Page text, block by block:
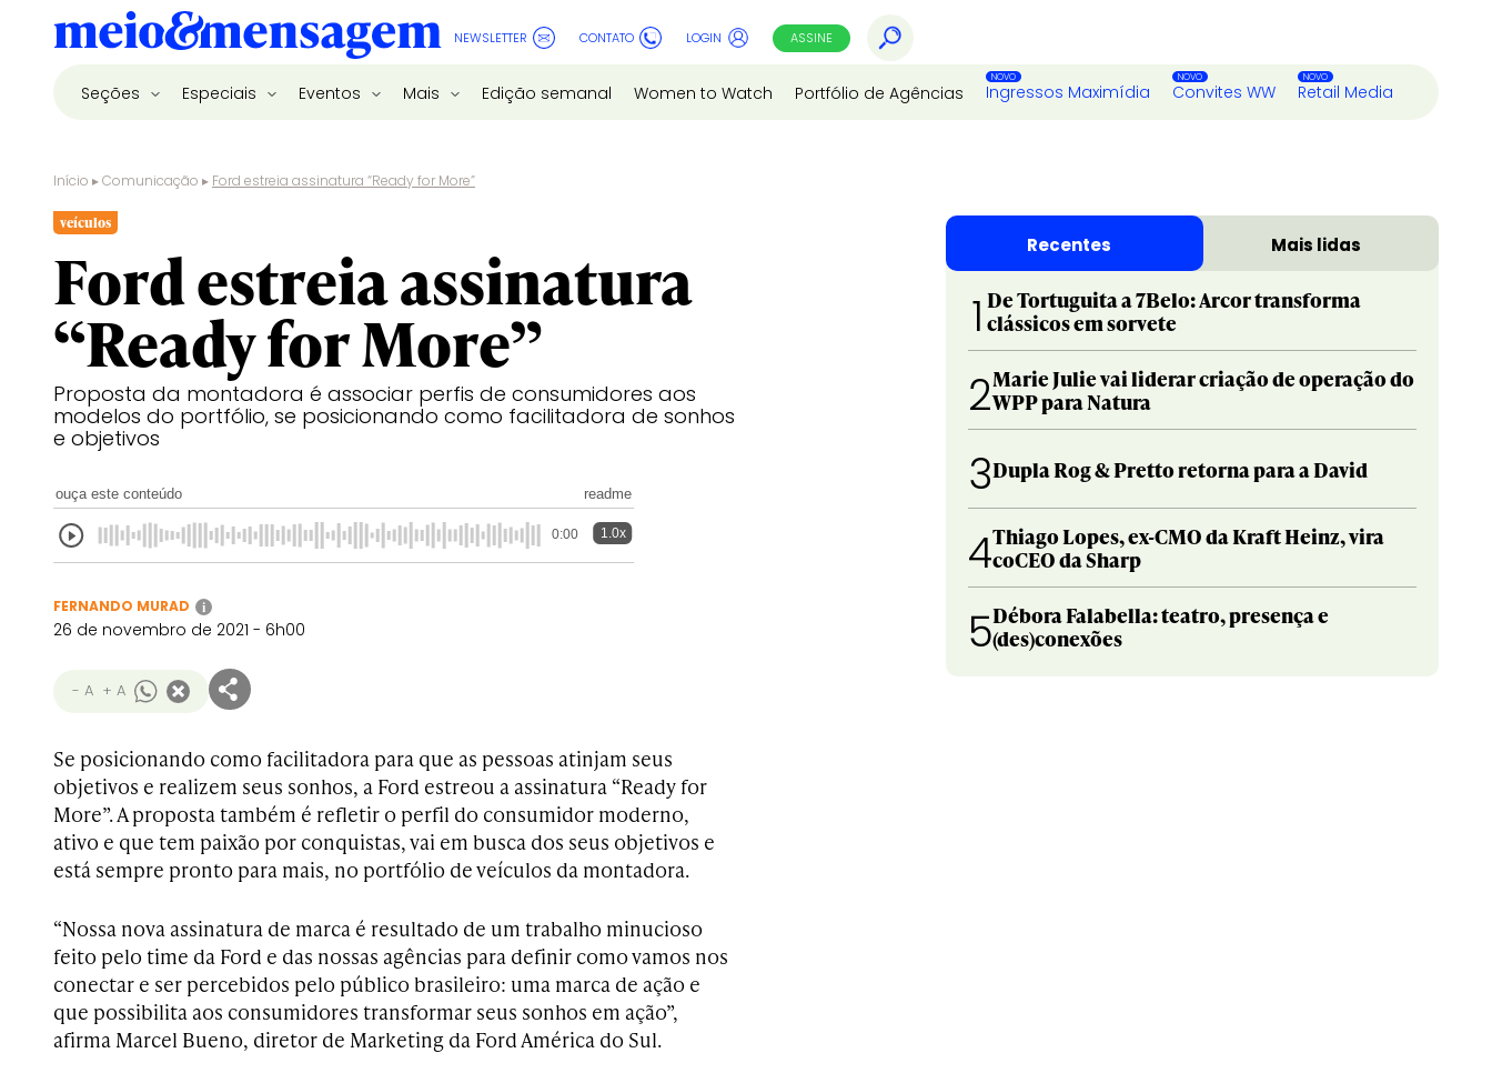
NEWSLETTER CONTATO LOGIN ASSINE
Seções Especiais Eventos Mais Edição semanal Women to Watch Portfólio de Agências Ingressos Maximídia Convites WW Retail Media
Início ▸Comunicação ▸ Ford estreia assinatura “Ready for More”
veículos
Ford estreia assinatura
“Ready for More”
Proposta da montadora é associar perfis de consumidores aos
modelos do portfólio, se posicionando como facilitadora de sonhos
e objetivos
ouça este conteúdo readme
0:00 1.0x
FERNANDO MURAD i
26 de novembro de 2021 - 6h00
- A + A
Se posicionando como facilitadora para que as pessoas atinjam seus
objetivos e realizem seus sonhos, a Ford estreou a assinatura “Ready for
More”. A proposta também é refletir o perfil do consumidor moderno,
ativo e que tem paixão por conquistas, vai em busca dos seus objetivos e
está sempre pronto para mais, no portfólio de veículos da montadora.
“Nossa nova assinatura de marca é resultado de um trabalho minucioso
feito pelo time da Ford e das nossas agências para definir como vamos nos
conectar e ser percebidos pelo público brasileiro: uma marca de ação e
que possibilita aos consumidores transformar seus sonhos em ação”,
afirma Marcel Bueno, diretor de Marketing da Ford América do Sul.
Recentes Mais lidas
1 De Tortuguita a 7Belo: Arcor transforma
clássicos em sorvete
2Marie Julie vai liderar criação de operação do
WPP para Natura
3Dupla Rog & Pretto retorna para a David
4Thiago Lopes, ex-CMO da Kraft Heinz, vira
coCEO da Sharp
5Débora Falabella: teatro, presença e
(des)conexões